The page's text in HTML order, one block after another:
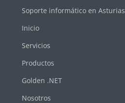
Soporte informático en Asturias
Inicio
Servicios
Productos
Golden .NET
Nosotros